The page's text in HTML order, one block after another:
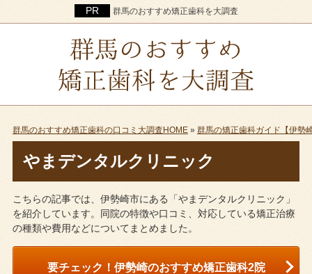
群馬のおすすめ矯正歯科を大調査
群馬のおすすめ矯正歯科の口コミ大調査HOME» 群馬の矯正歯科ガイド【伊勢
やまデンタルクリニック
こちらの記事では、伊勢崎市にある「やまデンタルクリニック」
を紹介しています。同院の特徴や口コミ、対応している矯正治療
の種類や費用などについてまとめました。
要チェック！伊勢崎のおすすめ矯正歯科2院